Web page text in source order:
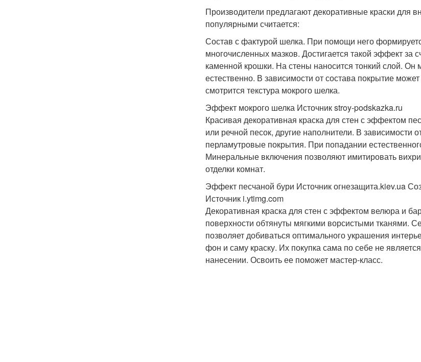
Производители предлагают декоративные краски
популярными считается:
Состав с фактурой шелка. При помощи него
многочисленных мазков. Достигается такой эффект за
каменной крошки. На стены наносится тонкий слой.
естественно. В зависимости от состава покрытие
смотрится текстура мокрого шелка.
Эффект мокрого шелка Источник stroy-podskazka.ru
Красивая декоративная краска для стен с эффектом
или речной песок, другие наполнители. В зависимости
перламутровые покрытия. При попадании
Минеральные включения позволяют имитировать
отделки комнат.
Эффект песчаной бури Источник огнезащита.kiev.ua
Источник i.ytimg.com
Декоративная краска для стен с эффектом велюра и
поверхности обтянуты мягкими ворсистыми тканями.
позволяет добиваться оптимального украшения
фон и саму краску. Их покупка сама по себе не
нанесении. Освоить ее поможет мастер-класс.